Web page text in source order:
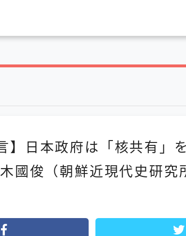
】日本政府は「核共有」
俊（朝鮮近現代史研究所